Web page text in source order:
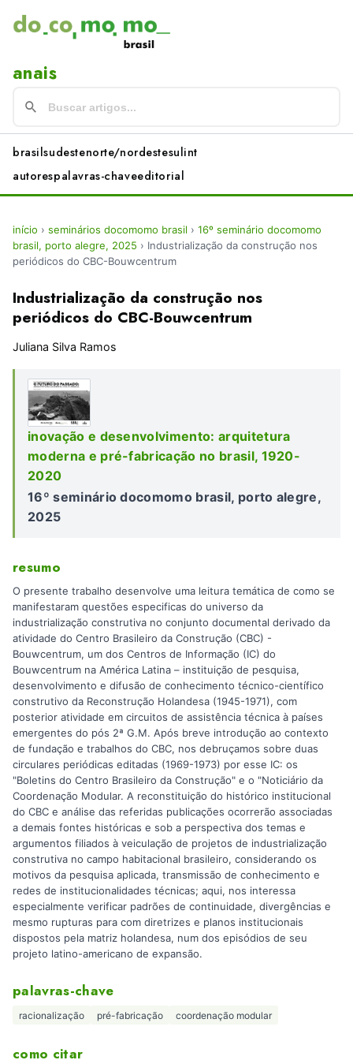
anais
brasilsudestenorte/nordestesulint
autorespalavras-chaveeditorial
início › seminários docomomo brasil › 16º seminário docomomo
brasil, porto alegre, 2025 › Industrialização da construção nos
periódicos do CBC-Bouwcentrum
Industrialização da construção nos
periódicos do CBC-Bouwcentrum
Juliana Silva Ramos
inovação e desenvolvimento: arquitetura
moderna e pré-fabricação no brasil, 1920-
2020
16º seminário docomomo brasil, porto alegre,
2025
resumo
O presente trabalho desenvolve uma leitura temática de como se
manifestaram questões especificas do universo da
industrialização construtiva no conjunto documental derivado da
atividade do Centro Brasileiro da Construção (CBC) -
Bouwcentrum, um dos Centros de Informação (IC) do
Bouwcentrum na América Latina – instituição de pesquisa,
desenvolvimento e difusão de conhecimento técnico-científico
construtivo da Reconstrução Holandesa (1945-1971), com
posterior atividade em circuitos de assistência técnica à países
emergentes do pós 2ª G.M. Após breve introdução ao contexto
de fundação e trabalhos do CBC, nos debruçamos sobre duas
circulares periódicas editadas (1969-1973) por esse IC: os
"Boletins do Centro Brasileiro da Construção" e o "Noticiário da
Coordenação Modular. A reconstituição do histórico institucional
do CBC e análise das referidas publicações ocorrerão associadas
a demais fontes históricas e sob a perspectiva dos temas e
argumentos filiados à veiculação de projetos de industrialização
construtiva no campo habitacional brasileiro, considerando os
motivos da pesquisa aplicada, transmissão de conhecimento e
redes de institucionalidades técnicas; aqui, nos interessa
especialmente verificar padrões de continuidade, divergências e
mesmo rupturas para com diretrizes e planos institucionais
dispostos pela matriz holandesa, num dos episódios de seu
projeto latino-americano de expansão.
palavras-chave
racionalização pré-fabricação coordenação modular
como citar